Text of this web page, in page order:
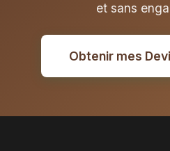
et sans
Obtenir mes